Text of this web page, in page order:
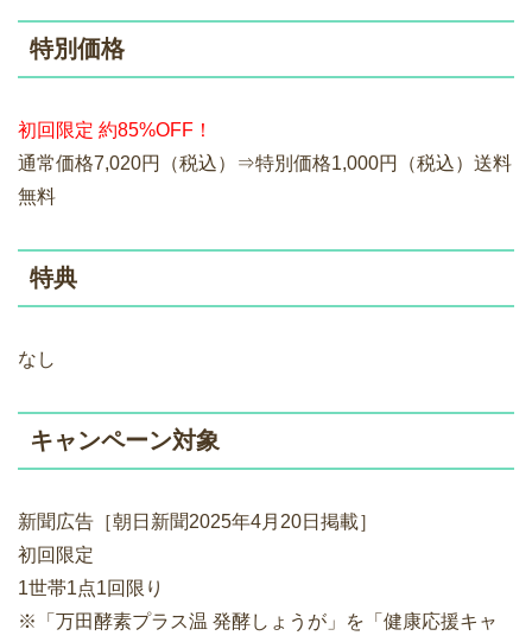
特別価格
初回限定 約85%OFF！
通常価格7,020円（税込）⇒特別価格1,000円（税込）送料
無料
特典
なし
キャンペーン対象
新聞広告［朝日新聞2025年4月20日掲載］
初回限定
1世帯1点1回限り
※「万田酵素プラス温 発酵しょうが」を「健康応援キャ